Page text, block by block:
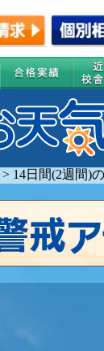
> 14日間(2週間)